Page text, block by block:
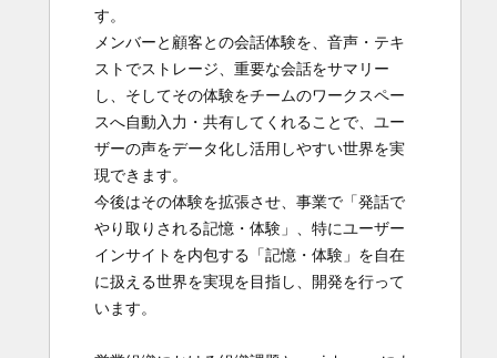
す。
メンバーと顧客との会話体験を、音声・テキ
ストでストレージ、重要な会話をサマリー
し、そしてその体験をチームのワークスペー
スへ自動入力・共有してくれることで、ユー
ザーの声をデータ化し活用しやすい世界を実
現できます。
今後はその体験を拡張させ、事業で「発話で
やり取りされる記憶・体験」、特にユーザー
インサイトを内包する「記憶・体験」を自在
に扱える世界を実現を目指し、開発を行って
います。